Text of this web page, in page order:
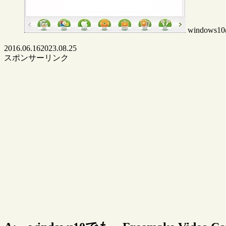
2016.06.162023.08.25
スポンサーリンク